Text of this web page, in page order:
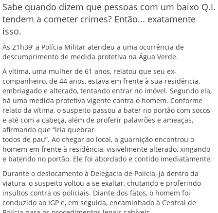
Sabe quando dizem que pessoas com um baixo Q.I.
tendem a cometer crimes? Então... exatamente
isso.
Às 21h39' a Polícia Militar atendeu a uma ocorrência de
descumprimento de medida protetiva na Água Verde.
A vítima, uma mulher de 61 anos, relatou que seu ex-
companheiro, de 44 anos, estava em frente à sua residência,
embriagado e alterado, tentando entrar no imóvel. Segundo ela,
há uma medida protetiva vigente contra o homem. Conforme
relato da vítima, o suspeito passou a bater no portão com socos
e até com a cabeça, além de proferir palavrões e ameaças,
afirmando que “iria quebrar
todos de pau”. Ao chegar ao local, a guarnição encontrou o
homem em frente à residência, visivelmente alterado, xingando
e batendo no portão. Ele foi abordado e contido imediatamente.
Durante o deslocamento à Delegacia de Polícia, já dentro da
viatura, o suspeito voltou a se exaltar, chutando e proferindo
insultos contra os policiais. Diante dos fatos, o homem foi
conduzido ao IGP e, em seguida, encaminhado à Central de